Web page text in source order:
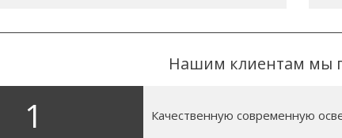
Нашим клиентам мы
1 Качественную современную